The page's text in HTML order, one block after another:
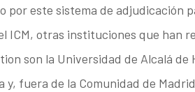
por este sistema de adjudicación
ICM, otras instituciones que han
son la Universidad de Alcalá
y, fuera de la Comunidad de